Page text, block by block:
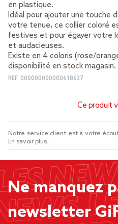
en plastique.
Idéal pour ajouter une touche
votre tenue, ce collier coloré
festives et pour égayer votre
et audacieuses.
Existe en 4 coloris (rose/
disponibilité en stock magasin.
REF. 000000000000618637
Ce produit
Notre service client est à votre
En savoir plus...
Ne manquez
newsletter